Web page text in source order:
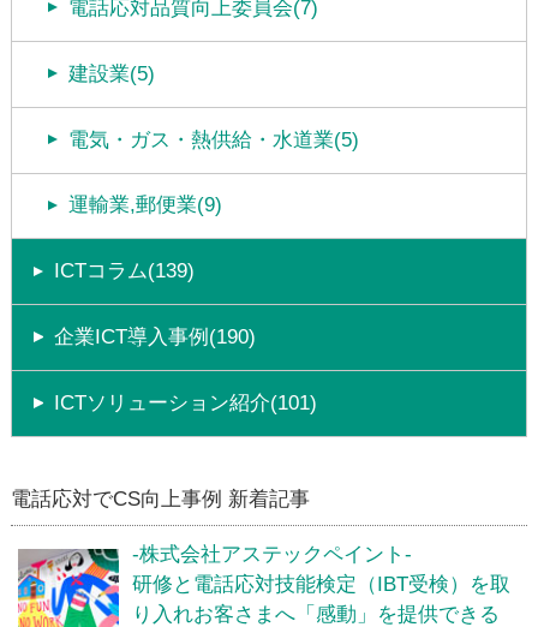
電話応対品質向上委員会(7)
建設業(5)
電気・ガス・熱供給・水道業(5)
運輸業,郵便業(9)
ICTコラム(139)
企業ICT導入事例(190)
ICTソリューション紹介(101)
電話応対でCS向上事例 新着記事
-株式会社アステックペイント-
研修と電話応対技能検定（IBT受検）を取
り入れお客さまへ「感動」を提供できる